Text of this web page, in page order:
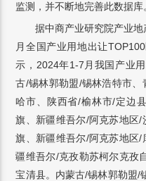
监测，并不断地完善此数据库
据中商产业研究院产业
月全国产业用地出让
示，2024年1-7月我国产业
古/锡林郭勒盟/锡林浩特市
哈市、陕西省/榆林市/定边
旗、新疆维吾尔/阿克苏地区
旗、新疆维吾尔/阿克苏地区
疆维吾尔/克孜勒苏柯尔克孜
宝清县。内蒙古/锡林郭勒盟/